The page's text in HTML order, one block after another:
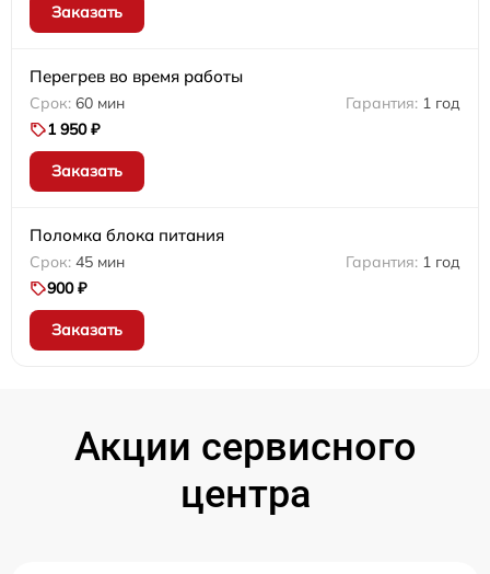
Заказать
Перегрев во время работы
60 мин
1 год
1 950 ₽
Заказать
Поломка блока питания
45 мин
1 год
900 ₽
Заказать
Акции сервисного
центра